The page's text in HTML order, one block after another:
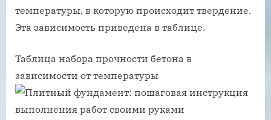
температуры, в которую происходит твердение.
Эта зависимость приведена в таблице.
Таблица набора прочности бетона в
зависимости от температуры